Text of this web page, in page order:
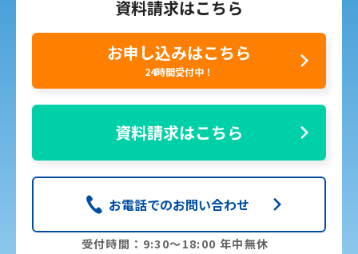
資料請求はこちら
お申し込みはこちら
24時間受付中！
資料請求はこちら
お電話でのお問い合わせ
受付時間：9:30〜18:00 年中無休